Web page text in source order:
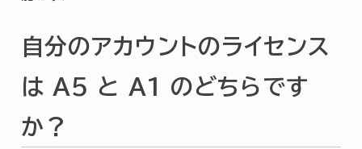
自分のアカウントのライセンス
は A5 と A1 のどちらです
か？